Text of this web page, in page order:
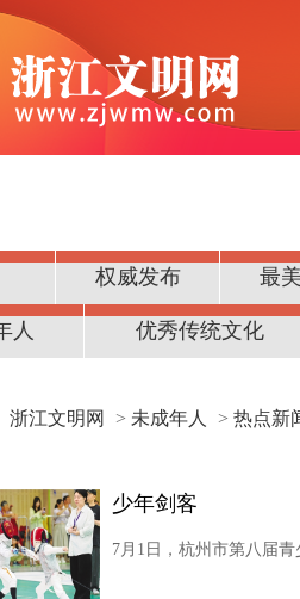
权威发布 最
德
人 优秀传统文化
浙江文明网 > 未成年人 > 热点新
少年剑客
7月1日，杭州市第八届